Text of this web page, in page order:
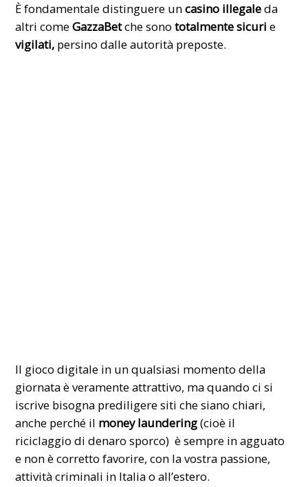
È fondamentale distinguere uncasino illegaleda
altri comeGazzaBetche sonototalmente sicuri e
vigilati, persino dalle autorità preposte.
Il gioco digitale in un qualsiasi momento della
giornata è veramente attrattivo, ma quando ci si
iscrive bisogna prediligere siti che siano chiari,
anche perché il money laundering(cioè il
riciclaggio di denaro sporco) è sempre in agguato
e non è corretto favorire, con la vostra passione,
attività criminali in Italia o all’estero.